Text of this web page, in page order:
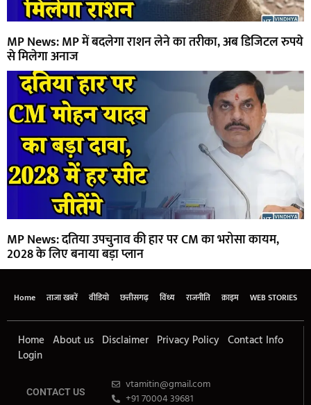
MP News: MP में बदलेगा राशन लेने का तरीका, अब डिजिटल रुपये
से मिलेगा अनाज
MP News: दतिया उपचुनाव की हार पर CM का भरोसा कायम,
2028 के लिए बनाया बड़ा प्लान
Home ताजा खबरें वीडियो छत्तीसगढ़ विंध्य राजनीति क्राइम WEB STORIES
Home About us Disclaimer Privacy Policy Contact Info
Login
CONTACT US
vtamitin@gmail.com
+91 70004 39681